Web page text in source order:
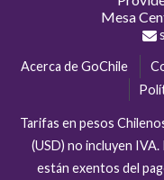
Mesa
Acerca de GoChile
Tarifas en pesos
(USD) no incluyen
están exentos del